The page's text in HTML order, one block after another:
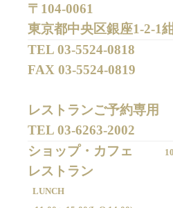
〒104-0061
東京都中央区銀座1-2-1
TEL 03-5524-0818
FAX 03-5524-0819
レストランご予約専用
TEL 03-6263-2002
ショップ・カフェ
LUNCH